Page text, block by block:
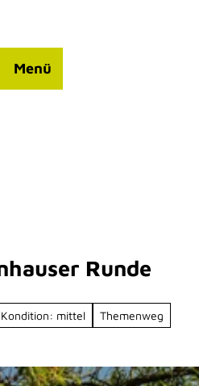
MenüPresse
Runde
Kondition: mittel Themenweg